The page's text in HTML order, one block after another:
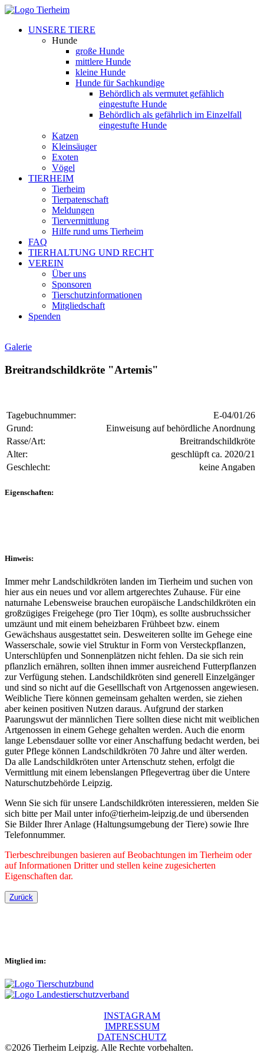
UNSERE TIERE
Hunde
große Hunde
mittlere Hunde
kleine Hunde
Hunde für Sachkundige
Behördlich als vermutet gefählich
eingestufte Hunde
Behördlich als gefährlich im Einzelfall
eingestufte Hunde
Katzen
Kleinsäuger
Exoten
Vögel
TIERHEIM
Tierheim
Tierpatenschaft
Meldungen
Tiervermittlung
Hilfe rund ums Tierheim
FAQ
TIERHALTUNG UND RECHT
VEREIN
Über uns
Sponsoren
Tierschutzinformationen
Mitgliedschaft
Spenden
Galerie
Breitrandschildkröte "Artemis"
Tagebuchnummer:
E-04/01/26
Grund:
Einweisung auf behördliche Anordnung
Rasse/Art:
Breitrandschildkröte
Alter:
geschlüpft ca. 2020/21
Geschlecht:
keine Angaben
Eigenschaften:
Hinweis:
Immer mehr Landschildkröten landen im Tierheim und suchen von
hier aus ein neues und vor allem artgerechtes Zuhause. Für eine
naturnahe Lebensweise brauchen europäische Landschildkröten ein
großzügiges Freigehege (pro Tier 10qm), es sollte ausbruchssicher
umzäunt und mit einem beheizbaren Frühbeet bzw. einem
Gewächshaus ausgestattet sein. Desweiteren sollte im Gehege eine
Wasserschale, sowie viel Struktur in Form von Versteckpflanzen,
Unterschlüpfen und Sonnenplätzen nicht fehlen. Da sie sich rein
pflanzlich ernähren, sollten ihnen immer ausreichend Futterpflanzen
zur Verfügung stehen. Landschildkröten sind generell Einzelgänger
und sind so nicht auf die Geselllschaft von Artgenossen angewiesen.
Weibliche Tiere können gemeinsam gehalten werden, sie ziehen
aber keinen positiven Nutzen daraus. Aufgrund der starken
Paarungswut der männlichen Tiere sollten diese nicht mit weiblichen
Artgenossen in einem Gehege gehalten werden. Auch die enorm
lange Lebensdauer sollte vor einer Anschaffung bedacht werden, bei
guter Pflege können Landschildkröten 70 Jahre und älter werden.
Da alle Landschildkröten unter Artenschutz stehen, erfolgt die
Vermittlung mit einem lebenslangen Pflegevertrag über die Untere
Naturschutzbehörde Leipzig.
Wenn Sie sich für unsere Landschildkröten interessieren, melden Sie
sich bitte per Mail unter info@tierheim-leipzig.de und übersenden
Sie Bilder Ihrer Anlage (Haltungsumgebung der Tiere) sowie Ihre
Telefonnummer.
Tierbeschreibungen basieren auf Beobachtungen im Tierheim oder
auf Informationen Dritter und stellen keine zugesicherten
Eigenschaften dar.
Zurück
Mitglied im:
INSTAGRAM
IMPRESSUM
DATENSCHUTZ
©2026 Tierheim Leipzig. Alle Rechte vorbehalten.